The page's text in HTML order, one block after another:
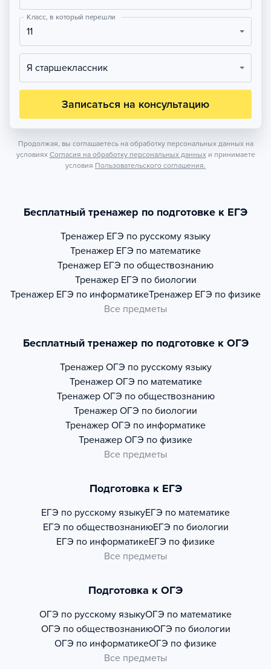
Класс, в который перешли
11
Я старшеклассник
Записаться на консультацию
Продолжая, вы соглашаетесь на обработку персональных данных на
условиях Согласия на обработку персональных данных и принимаете
условия Пользовательского соглашения.
Бесплатный тренажер по подготовке к ЕГЭ
Тренажер ЕГЭ по русскому языку
Тренажер ЕГЭ по математике
Тренажер ЕГЭ по обществознанию
Тренажер ЕГЭ по биологии
Тренажер ЕГЭ по информатикеТренажер ЕГЭ по физике
Все предметы
Бесплатный тренажер по подготовке к ОГЭ
Тренажер ОГЭ по русскому языку
Тренажер ОГЭ по математике
Тренажер ОГЭ по обществознанию
Тренажер ОГЭ по биологии
Тренажер ОГЭ по информатике
Тренажер ОГЭ по физике
Все предметы
Подготовка к ЕГЭ
ЕГЭ по русскому языкуЕГЭ по математике
ЕГЭ по обществознаниюЕГЭ по биологии
ЕГЭ по информатикеЕГЭ по физике
Все предметы
Подготовка к ОГЭ
ОГЭ по русскому языкуОГЭ по математике
ОГЭ по обществознаниюОГЭ по биологии
ОГЭ по информатикеОГЭ по физике
Все предметы